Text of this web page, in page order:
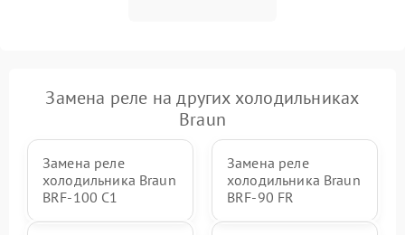
Замена реле на других холодильниках
Braun
Замена реле
холодильника Braun
BRF-100 C1
Замена реле
холодильника Braun
BRF-90 FR